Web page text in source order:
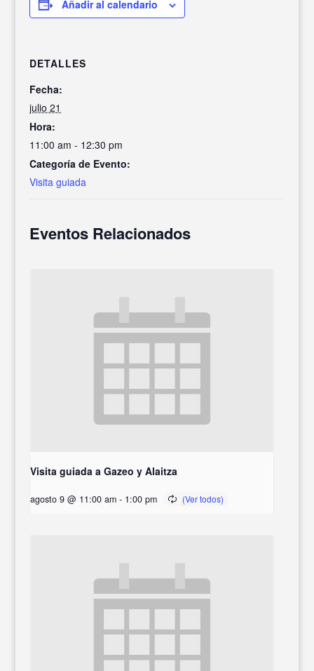
Añadir al calendario
DETALLES
Fecha:
julio 21
Hora:
11:00 am - 12:30 pm
Categoría de Evento:
Visita guiada
Eventos Relacionados
Visita guiada a Gazeo y Alaitza
agosto 9 @ 11:00 am - 1:00 pm